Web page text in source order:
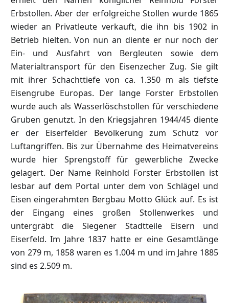
Erbstollen. Aber der erfolgreiche Stollen wurde 1865
wieder an Privatleute verkauft, die ihn bis 1902 in
Betrieb hielten. Von nun an diente er nur noch der
Ein- und Ausfahrt von Bergleuten sowie dem
Materialtransport für den Eisenzecher Zug. Sie gilt
mit ihrer Schachttiefe von ca. 1.350 m als tiefste
Eisengrube Europas. Der lange Forster Erbstollen
wurde auch als Wasserlöschstollen für verschiedene
Gruben genutzt. In den Kriegsjahren 1944/45 diente
er der Eiserfelder Bevölkerung zum Schutz vor
Luftangriffen. Bis zur Übernahme des Heimatvereins
wurde hier Sprengstoff für gewerbliche Zwecke
gelagert. Der Name Reinhold Forster Erbstollen ist
lesbar auf dem Portal unter dem von Schlägel und
Eisen eingerahmten Bergbau Motto Glück auf. Es ist
der Eingang eines großen Stollenwerkes und
untergräbt die Siegener Stadtteile Eisern und
Eiserfeld. Im Jahre 1837 hatte er eine Gesamtlänge
von 279 m, 1858 waren es 1.004 m und im Jahre 1885
sind es 2.509 m.